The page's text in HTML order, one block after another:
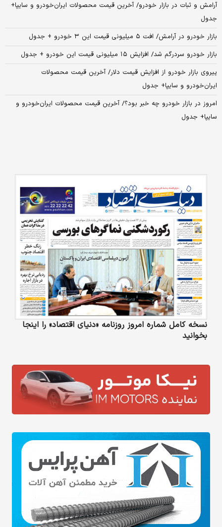
آرامش و ثبات در بازار خودرو/ آخرین قیمت محصولات ایران‌خودرو و سایپا+
جدول
بازار خودرو در آرامش/ افت ۵ میلیونی قیمت این ۳ خودرو + جدول
بازار خودرو سردرگم شد/ افزایش ۱۵ میلیونی قیمت این خودرو + جدول
پیروی بازار خودرو از افزایش قیمت دلار/ آخرین قیمت محصولات
ایران‌خودرو و سایپا+ جدول
امروز در بازار خودرو چه خبر بود؟/ آخرین قیمت محصولات ایران‌خودرو و
سایپا+ جدول
نسخه کامل شماره امروز روزنامه «دنیای‌ اقتصاد» را اینجا
بخوانید